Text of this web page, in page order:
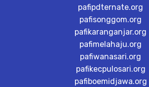
pafipdternate.org
pafisonggom.org
pafikaranganjar.org
pafimelahaju.org
pafiwanasari.org
pafikecpulosari.org
pafiboemidjawa.org